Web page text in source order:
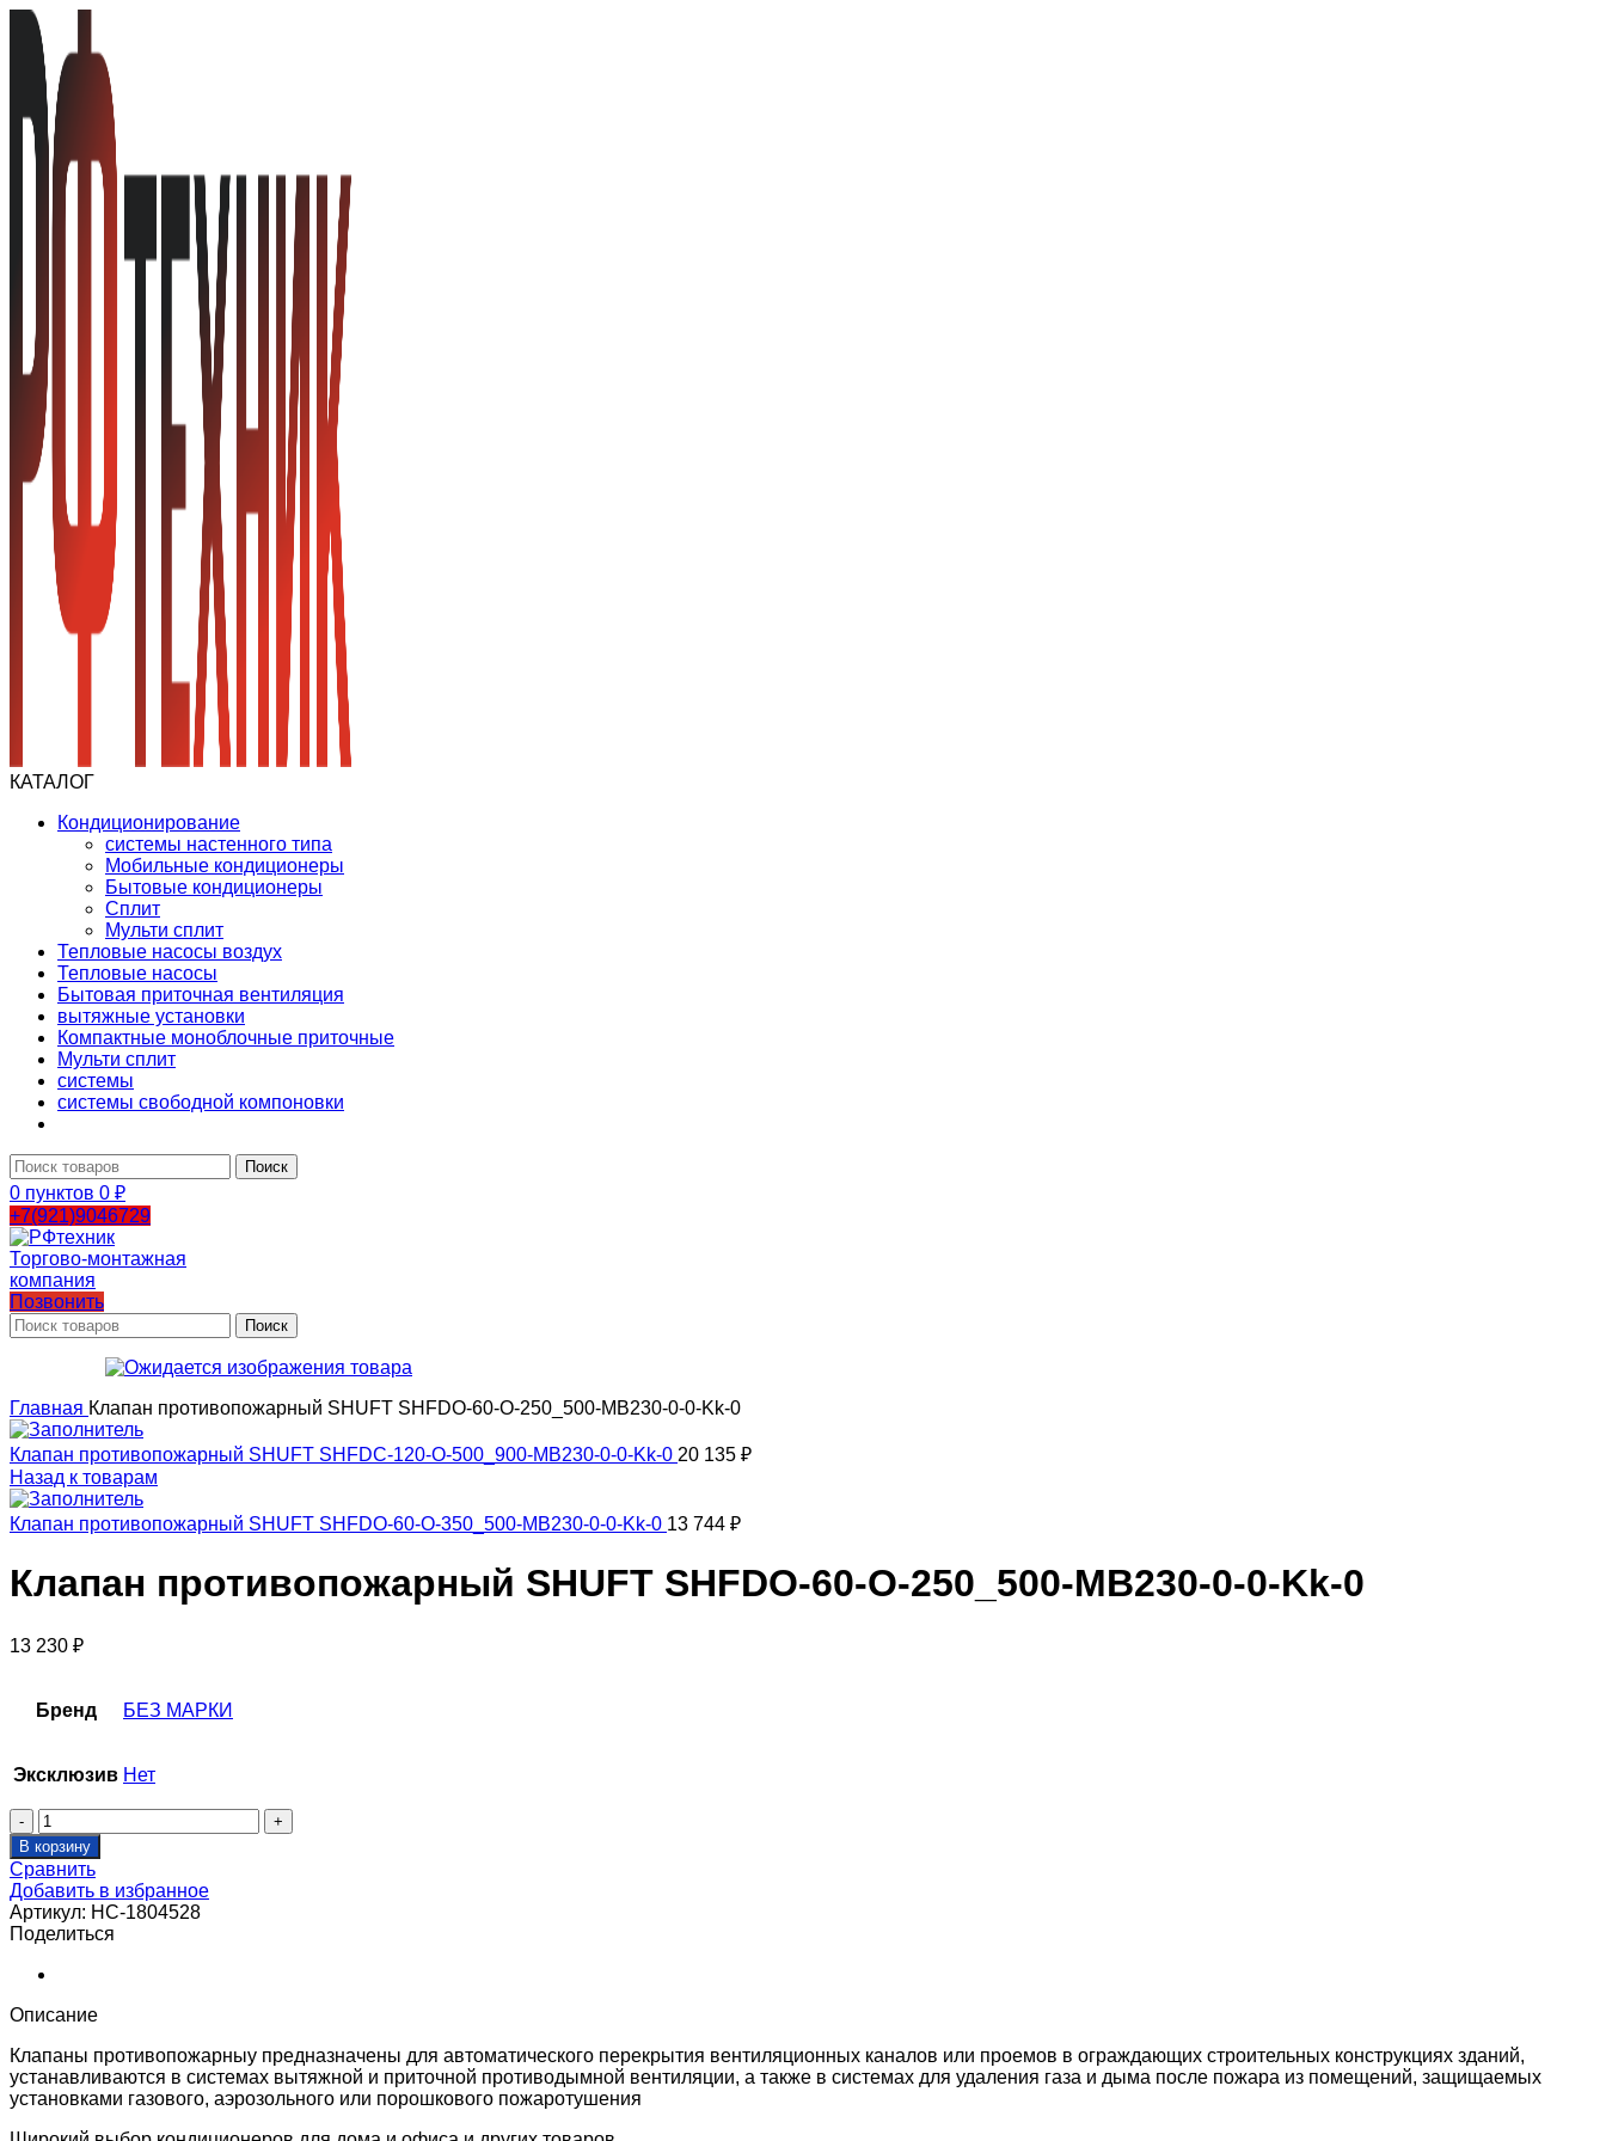
КАТАЛОГ
Кондиционирование
системы настенного типа
Мобильные кондиционеры
Бытовые кондиционеры
Сплит
Мульти сплит
Тепловые насосы воздух
Тепловые насосы
Бытовая приточная вентиляция
вытяжные установки
Компактные моноблочные приточные
Мульти сплит
системы
системы свободной компоновки
Поиск
0 пунктов 0 ₽
+7(921)9046729
Позвонить
Поиск
Главная Клапан противопожарный SHUFT SHFDO-60-O-250_500-MB230-0-0-Kk-0
Клапан противопожарный SHUFT SHFDC-120-O-500_900-MB230-0-0-Kk-0 20 135 ₽
Назад к товарам
Клапан противопожарный SHUFT SHFDO-60-O-350_500-MB230-0-0-Kk-0 13 744 ₽
Клапан противопожарный SHUFT SHFDO-60-O-250_500-MB230-0-0-Kk-0
13 230 ₽
Бренд БЕЗ МАРКИ
Эксклюзив Нет
Количество
товара
Клапан
противопожарный
SHUFT
SHFDO-
60-
O-
MB230-
0-
Kk-
0
В корзину
Сравнить
Добавить в избранное
Артикул: НС-1804528
Поделиться
Описание
Клапаны противопожарныу предназначены для автоматического перекрытия вентиляционных каналов или проемов в ограждающих строительных конструкциях зданий,
устанавливаются в системах вытяжной и приточной противодымной вентиляции, а также в системах для удаления газа и дыма после пожара из помещений, защищаемых
установками газового, аэрозольного или порошкового пожаротушения